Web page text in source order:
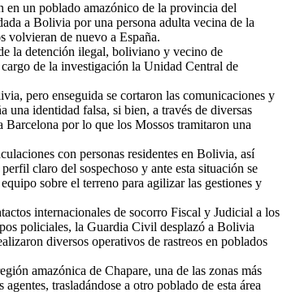
un poblado amazónico de la provincia del
a Bolivia por una persona adulta vecina de la
volvieran de nuevo a España.
la detención ilegal, boliviano y vecino de
de la investigación la Unidad Central de
pero enseguida se cortaron las comunicaciones y
una identidad falsa, si bien, a través de diversas
por lo que los Mossos tramitaron una
con personas residentes en Bolivia, así
claro del sospechoso y ante esta situación se
sobre el terreno para agilizar las gestiones y
internacionales de socorro Fiscal y Judicial a los
policiales, la Guardia Civil desplazó a Bolivia
diversos operativos de rastreos en poblados
amazónica de Chapare, una de las zonas más
trasladándose a otro poblado de esta área